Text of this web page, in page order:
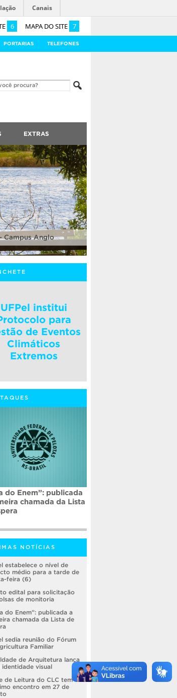
6 MAPA DO SITE 7
Canais
PORTARIAS TELEFONES
EXTRAS
Campus Anglo
UFPel institui
para
de Eventos
Climáticos
Extremos
do Enem”: publicada
chamada da Lista
NOTÍCIAS
estabelece o nível de
médio para a tarde de
feira (6)
edital para solicitação
de monitoria
do Enem”: publicada a
chamada da Lista de
sedia reunião do Fórum
Familiar
de Arquitetura lança
identidade visual
de Leitura do CLC tem
encontro em 27 de